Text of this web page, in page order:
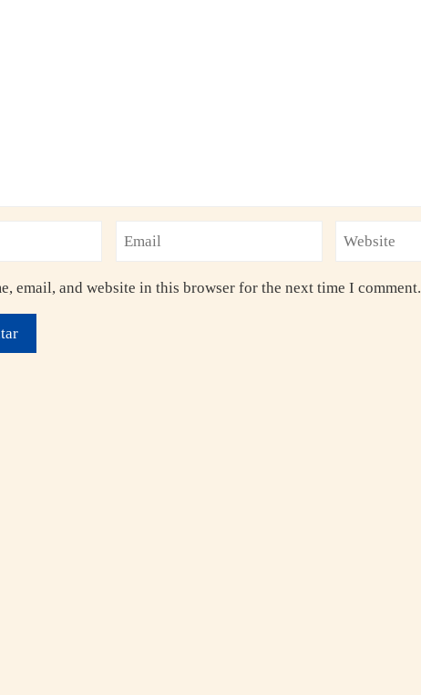
email, and website in this browser for the next time I comment.